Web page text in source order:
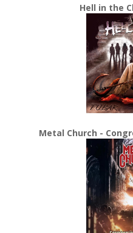
Hell in the
Metal Church -